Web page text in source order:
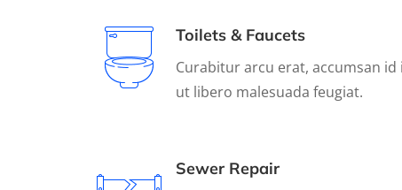
Toilets & Faucets
Curabitur arcu erat, accumsan
ut libero malesuada feugiat.
Sewer Repair